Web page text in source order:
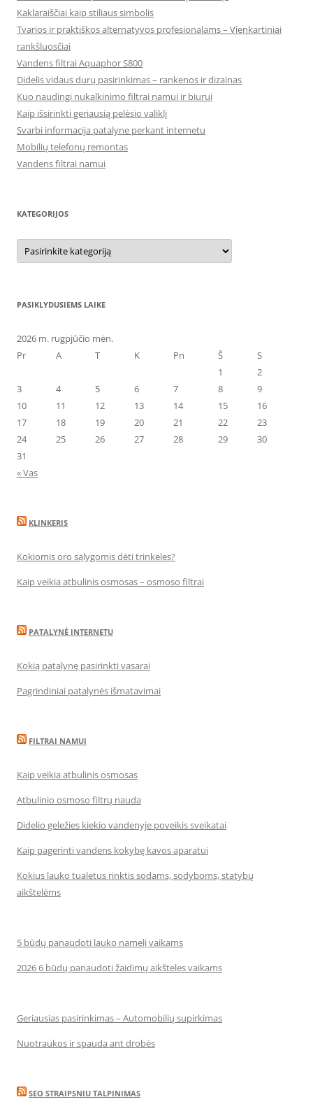
Kaklaraiščiai kaip stiliaus simbolis
Tvarios ir praktiškos alternatyvos profesionalams – Vienkartiniai
rankšluosčiai
Vandens filtrai Aquaphor S800
Didelis vidaus durų pasirinkimas – rankenos ir dizainas
Kuo naudingi nukalkinimo filtrai namui ir biurui
Kaip išsirinkti geriausią pelėsio valiklį
Svarbi informacija patalyne perkant internetu
Mobilių telefonų remontas
Vandens filtrai namui
KATEGORIJOS
Kategorijos
PASIKLYDUSIEMS LAIKE
2026 m. rugpjūčio mėn.
Pr
A T K Pn Š
S
1
2
3
4 5 6 7 8
9
10
11 12 13 14 15
16
17
18 19 20 21 22
23
24
25 26 27 28 29
30
31
« Vas
KLINKERIS
Kokiomis oro sąlygomis dėti trinkeles?
Kaip veikia atbulinis osmosas – osmoso filtrai
PATALYNĖ INTERNETU
Kokią patalynę pasirinkti vasarai
Pagrindiniai patalynės išmatavimai
FILTRAI NAMUI
Kaip veikia atbulinis osmosas
Atbulinio osmoso filtrų nauda
Didelio geležies kiekio vandenyje poveikis sveikatai
Kaip pagerinti vandens kokybę kavos aparatui
Kokius lauko tualetus rinktis sodams, sodyboms, statybų
aikštelėms
5 būdų panaudoti lauko namelį vaikams
2026 6 būdų panaudoti žaidimų aikšteles vaikams
Geriausias pasirinkimas – Automobilių supirkimas
Nuotraukos ir spauda ant drobės
SEO STRAIPSNIU TALPINIMAS